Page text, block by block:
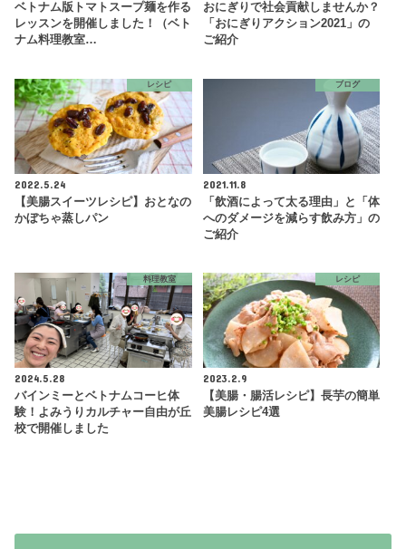
ベトナム版トマトスープ麺を作る
レッスンを開催しました！（ベト
ナム料理教室…
おにぎりで社会貢献しませんか？
「おにぎりアクション2021」の
ご紹介
レシピ
2022.5.24
【美腸スイーツレシピ】おとなの
かぼちゃ蒸しパン
ブログ
2021.11.8
「飲酒によって太る理由」と「体
へのダメージを減らす飲み方」の
ご紹介
料理教室
2024.5.28
バインミーとベトナムコーヒ体
験！よみうりカルチャー自由が丘
校で開催しました
レシピ
2023.2.9
【美腸・腸活レシピ】長芋の簡単
美腸レシピ4選